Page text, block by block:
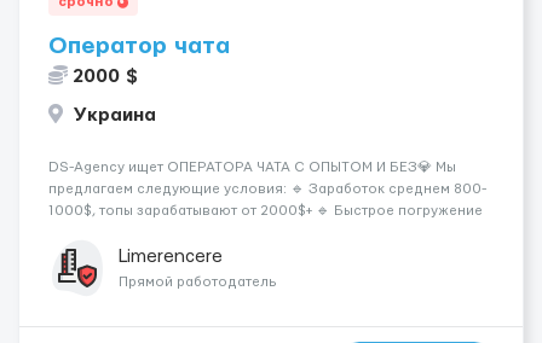
Оператор чата
2000 $
Украина
DS-Agency ищет ОПЕРАТОРА ЧАТА С ОПЫТОМ И БЕЗ💎 Мы
предлагаем следующие условия: 🔹 Заработок среднем 800-
1000$, топы зарабатывают от 2000$+ 🔹 Быстрое погружение
графики на выбор - выберите смены удобные для вашего
расписания 🔹 Возможность карье...
Limerencere
Прямой работодатель